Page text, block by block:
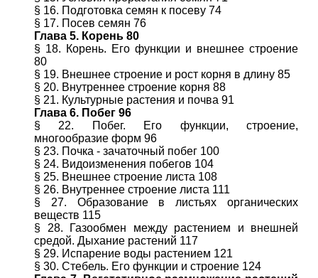
§ 16. Подготовка семян к посеву 74
§ 17. Посев семян 76
Глава 5. Корень 80
§ 18. Корень. Его функции и внешнее строение
80
§ 19. Внешнее строение и рост корня в длину 85
§ 20. Внутреннее строение корня 88
§ 21. Культурные растения и почва 91
Глава 6. Побег 96
§ 22. Побег. Его функции, строение,
многообразие форм 96
§ 23. Почка - зачаточный побег 100
§ 24. Видоизменения побегов 104
§ 25. Внешнее строение листа 108
§ 26. Внутреннее строение листа 111
§ 27. Образование в листьях органических
веществ 115
§ 28. Газообмен между растением и внешней
средой. Дыхание растений 117
§ 29. Испарение воды растением 121
§ 30. Стебель. Его функции и строение 124